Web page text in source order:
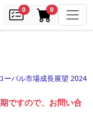
0samples0in cart
ーバル市場成長展望 2024
ですので、お問い合